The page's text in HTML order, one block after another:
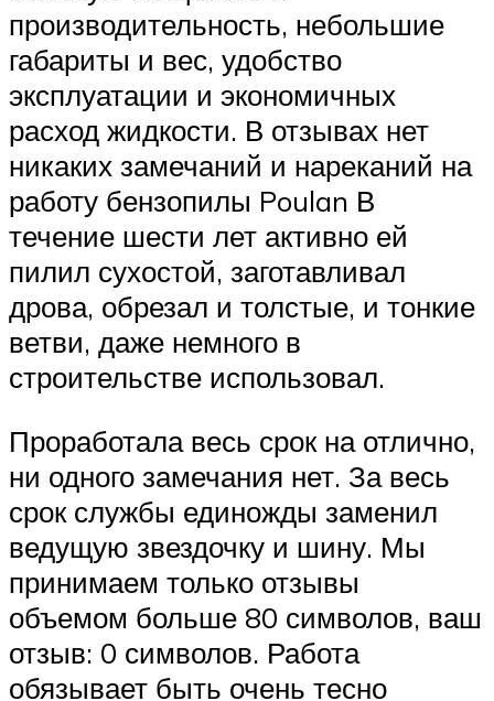
производительность, небольшие
габариты и вес, удобство
эксплуатации и экономичных
расход жидкости. В отзывах нет
никаких замечаний и нареканий на
работу бензопилы Poulan В
течение шести лет активно ей
пилил сухостой, заготавливал
дрова, обрезал и толстые, и тонкие
ветви, даже немного в
строительстве использовал.
Проработала весь срок на отлично,
ни одного замечания нет. За весь
срок службы единожды заменил
ведущую звездочку и шину. Мы
принимаем только отзывы
объемом больше 80 символов, ваш
отзыв: 0 символов. Работа
обязывает быть очень тесно